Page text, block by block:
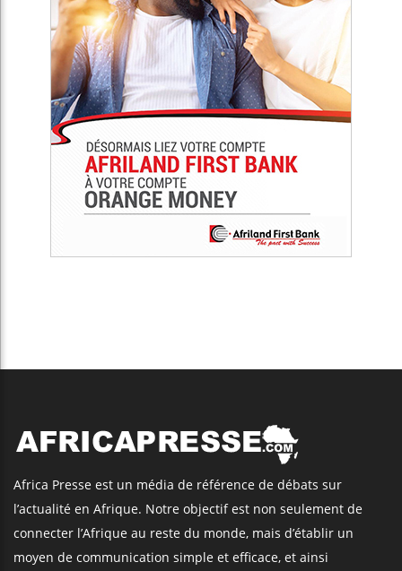
Africa Presse est un média de référence de débats sur
l’actualité en Afrique. Notre objectif est non seulement de
connecter l’Afrique au reste du monde, mais d’établir un
moyen de communication simple et efficace, et ainsi